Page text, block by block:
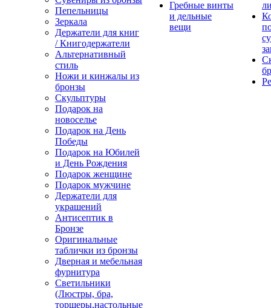
Пепельницы
Зеркала
Держатели для книг
/ Книгодержатели
Альтернативный
стиль
Ножи и кинжалы из
бронзы
Скульптуры
Подарок на
новоселье
Подарок на День
Победы
Подарок на Юбилей
и День Рождения
Подарок женщине
Подарок мужчине
Держатели для
украшений
Антисептик в
Бронзе
Оригинальные
таблички из бронзы
Дверная и мебельная
фурнитура
Светильники
(Люстры, бра,
торшеры,настольные
Гребные винты
и дельные
вещи